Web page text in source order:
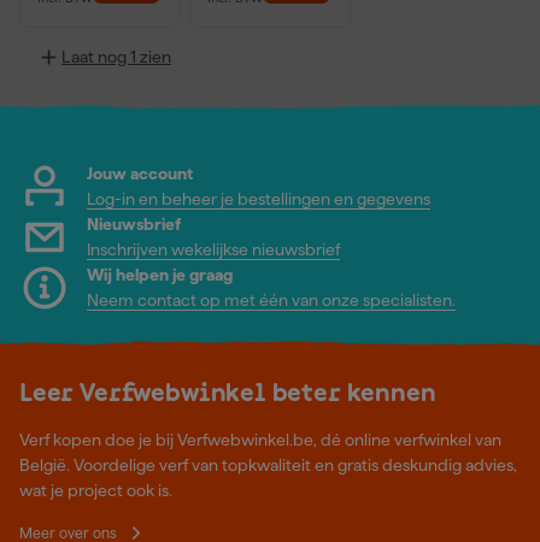
Laat nog 1 zien
Jouw account
Log-in en beheer je bestellingen en gegevens
Nieuwsbrief
Inschrijven wekelijkse nieuwsbrief
Wij helpen je graag
Neem contact op met één van onze specialisten.
Leer Verfwebwinkel beter kennen
Verf kopen doe je bij Verfwebwinkel.be, dé online verfwinkel van
België. Voordelige verf van topkwaliteit en gratis deskundig advies,
wat je project ook is.
Meer over ons